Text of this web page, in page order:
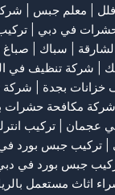
معلم جبس
في دبي
| سباك |
شركة تنظيف في
خزانات بجدة
شركة
شركة مكافحة حشرات
عجمان | تركيب
تركيب جبس بورد
جبس بورد في
اثاث مستعمل